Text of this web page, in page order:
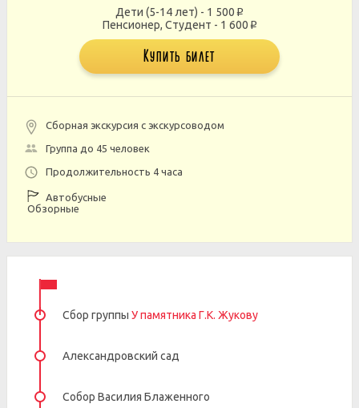
Дети (5-14 лет) - 1 500 p
Пенсионер, Студент - 1 600 p
Купить билет
Сборная экскурсия с экскурсоводом
Группа до 45 человек
Продолжительность 4 часа
Автобусные
Обзорные
Сбор группы У памятника Г.К. Жукову
Александровский сад
Собор Василия Блаженного